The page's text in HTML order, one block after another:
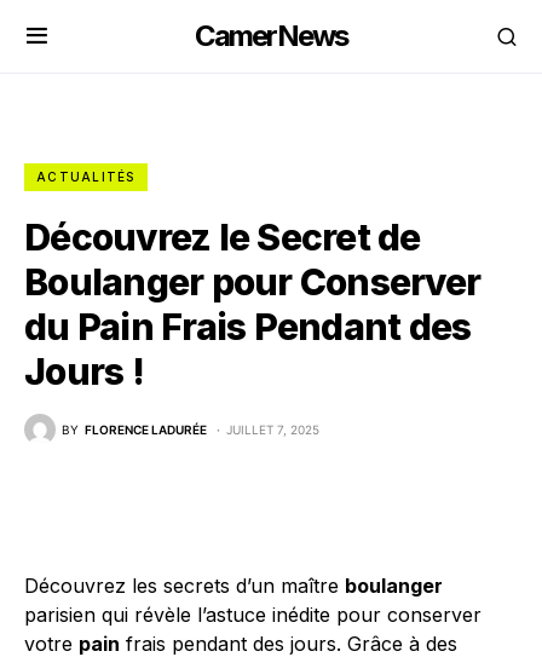
CamerNews
ACTUALITÉS
Découvrez le Secret de
Boulanger pour Conserver
du Pain Frais Pendant des
Jours !
BY FLORENCE LADURÉE JUILLET 7, 2025
Découvrez les secrets d’un maître boulanger
parisien qui révèle l’astuce inédite pour conserver
votre pain frais pendant des jours. Grâce à des